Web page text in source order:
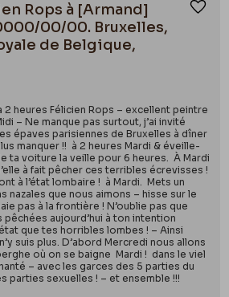
Rops à [Armand]
00/00. Bruxelles,
de Belgique,
2 heures Félicien Rops – excellent peintre
– Ne manque pas surtout, j’ai invité
épaves parisiennes de Bruxelles à dîner
manquer !! à 2 heures Mardi & éveille-
ta voiture la veille pour 6 heures. À Mardi
à fait pêcher ces terribles écrevisses !
à l’état lombaire ! à Mardi. Mets un
nazales que nous aimons – hisse sur le
pas à la frontière ! N’oublie pas que
aujourd’hui à ton intention
que tes horribles lombes ! – Ainsi
suis plus. D’abord Mercredi nous allons
où on se baigne Mardi ! dans le viel
– avec les garces des 5 parties du
parties sexuelles ! – et ensemble !!!